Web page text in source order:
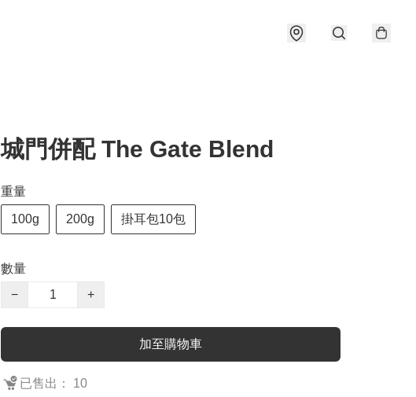
城門併配 The Gate Blend
重量
100g 200g 掛耳包10包
數量
−
+
加至購物車
已售出： 10